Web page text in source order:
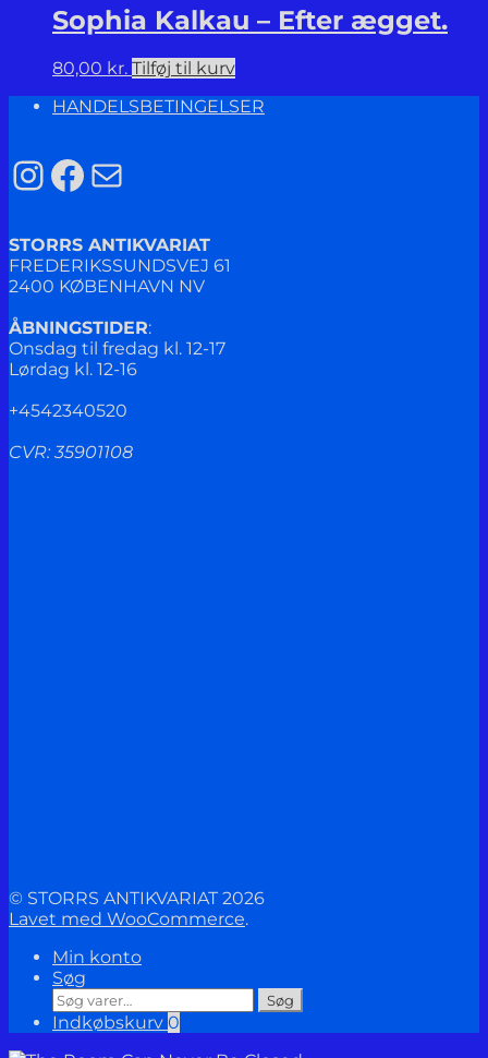
Sophia Kalkau – Efter ægget.
80,00 kr. Tilføj til kurv
HANDELSBETINGELSER
Instagram
Facebook
Mail
STORRS ANTIKVARIAT
FREDERIKSSUNDSVEJ 61
2400 KØBENHAVN NV
ÅBNINGSTIDER:
Onsdag til fredag kl. 12-17
Lørdag kl. 12-16
+4542340520
CVR: 35901108
© STORRS ANTIKVARIAT 2026
Lavet med WooCommerce.
Min konto
Søg
Søg
efter:
Søg
Indkøbskurv 0